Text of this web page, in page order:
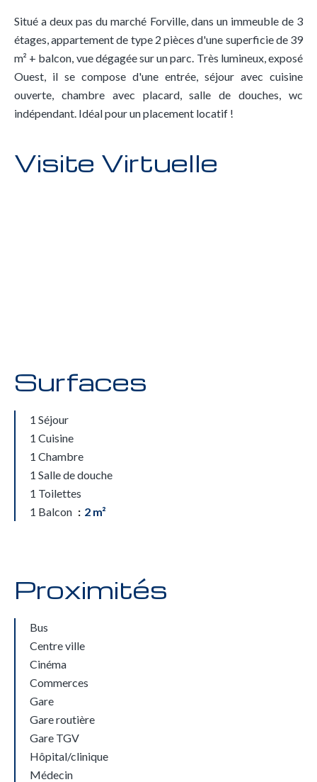
Situé a deux pas du marché Forville, dans un immeuble de 3
étages, appartement de type 2 pièces d'une superficie de 39
m² + balcon, vue dégagée sur un parc. Très lumineux, exposé
Ouest, il se compose d'une entrée, séjour avec cuisine
ouverte, chambre avec placard, salle de douches, wc
indépendant. Idéal pour un placement locatif !
Visite Virtuelle
Surfaces
1 Séjour
1 Cuisine
1 Chambre
1 Salle de douche
1 Toilettes
1 Balcon
2 m²
Proximités
Bus
Centre ville
Cinéma
Commerces
Gare
Gare routière
Gare TGV
Hôpital/clinique
Médecin